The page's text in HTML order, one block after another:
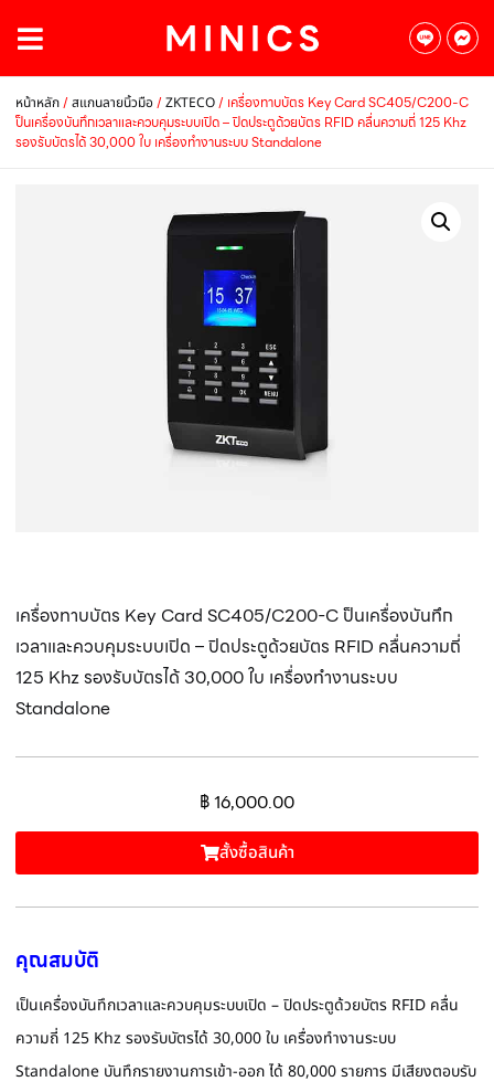
หน้าหลัก/สแกนลายนิ้วมือ/ZKTECO/ เครื่องทาบบัตร Key Card SC405/C200-C
ป็นเครื่องบันทึกเวลาและควบคุมระบบเปิด – ปิดประตูด้วยบัตร RFID คลื่นความถี่ 125 Khz
รองรับบัตรได้ 30,000 ใบ เครื่องทำงานระบบ Standalone
เครื่องทาบบัตร Key Card SC405/C200-C ป็นเครื่องบันทึก
เวลาและควบคุมระบบเปิด – ปิดประตูด้วยบัตร RFID คลื่นความถี่
125 Khz รองรับบัตรได้ 30,000 ใบ เครื่องทำงานระบบ
Standalone
฿16,000.00
สั้งซื้อสินค้า
คุณสมบัติ
เป็นเครื่องบันทึกเวลาและควบคุมระบบเปิด – ปิดประตูด้วยบัตร RFID คลื่น
ความถี่ 125 Khz รองรับบัตรได้ 30,000 ใบ เครื่องทำงานระบบ
Standalone บันทึกรายงานการเข้า-ออก ได้ 80,000 รายการ มีเสียงตอบรับ